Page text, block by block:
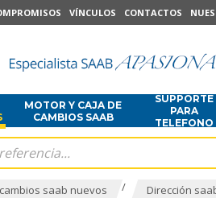
VÍNCULOS CONTACTOS
MOTOR Y CAJA DE
CAMBIOS SAAB
SUPPORTE
PARA
TELEFONO
saab nuevos / Dirección